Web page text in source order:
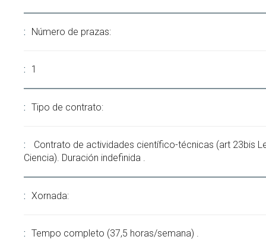
Número de prazas:
1
Tipo de contrato:
Contrato de actividades científico-técnicas (art 23bis
Ciencia). Duración indefinida .
Xornada:
Tempo completo (37,5 horas/semana) .